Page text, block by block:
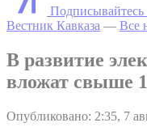
Вестник Кавказа — Все
В развитие
вложат свыше
Опубликовано: 2:35, 7